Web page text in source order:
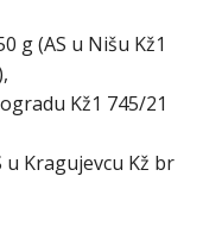
g (AS u Nišu Kž1
Kž1 745/21
u Kragujevcu Kž br